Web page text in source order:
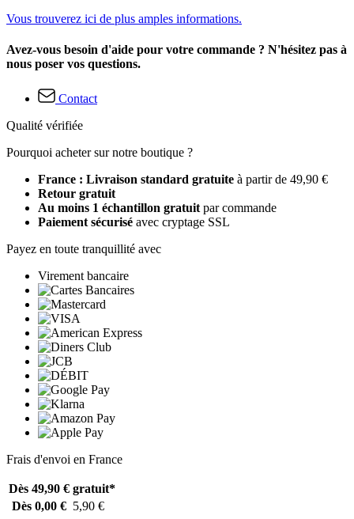
Vous trouverez ici de plus amples informations.
Avez-vous besoin d'aide pour votre commande ? N'hésitez pas à
nous poser vos questions.
Contact
Qualité vérifiée
Pourquoi acheter sur notre boutique ?
France : Livraison standard gratuite à partir de 49,90 €
Retour gratuit
Au moins 1 échantillon gratuit par commande
Paiement sécurisé avec cryptage SSL
Payez en toute tranquillité avec
Virement bancaire
Frais d'envoi en France
Dès 49,90 € gratuit*
Dès 0,00 € 5,90 €